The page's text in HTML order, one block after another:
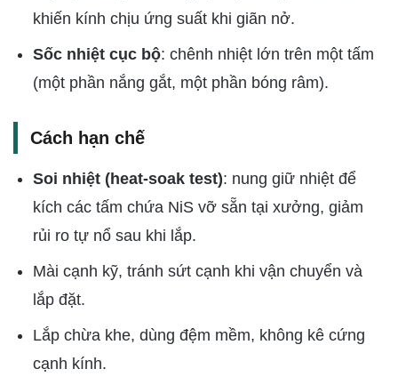
khiến kính chịu ứng suất khi giãn nở.
Sốc nhiệt cục bộ: chênh nhiệt lớn trên một tấm
(một phần nắng gắt, một phần bóng râm).
Cách hạn chế
Soi nhiệt (heat-soak test): nung giữ nhiệt để
kích các tấm chứa NiS vỡ sẵn tại xưởng, giảm
rủi ro tự nổ sau khi lắp.
Mài cạnh kỹ, tránh sứt cạnh khi vận chuyển và
lắp đặt.
Lắp chừa khe, dùng đệm mềm, không kê cứng
cạnh kính.